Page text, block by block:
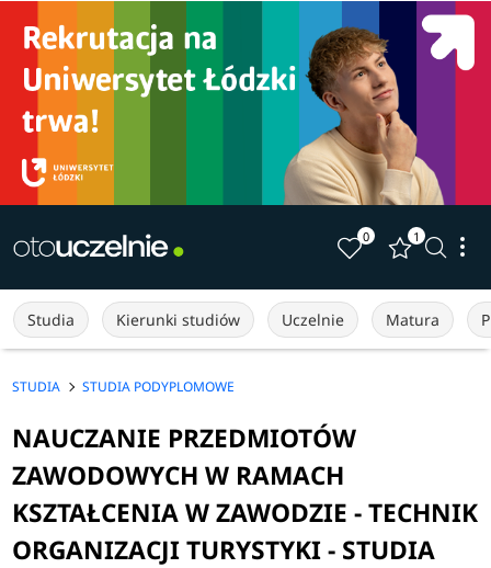
0 1
Studia Kierunki studiów Uczelnie Matura
STUDIA STUDIA PODYPLOMOWE
NAUCZANIE PRZEDMIOTÓW
ZAWODOWYCH W RAMACH
KSZTAŁCENIA W ZAWODZIE - TECHNIK
ORGANIZACJI TURYSTYKI - STUDIA